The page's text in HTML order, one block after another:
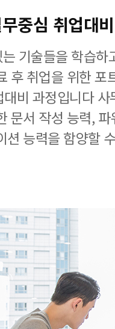
중심 취업대
기술들을 학습
후 취업을 위한 포
비 과정입니다
문서 작성 능력,
션 능력을 함양할